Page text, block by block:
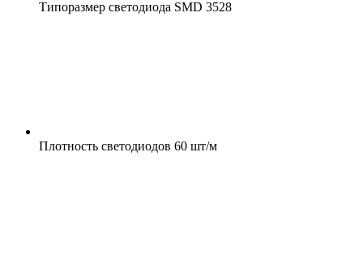
Типоразмер светодиода SMD 3528
Плотность светодиодов 60 шт/м